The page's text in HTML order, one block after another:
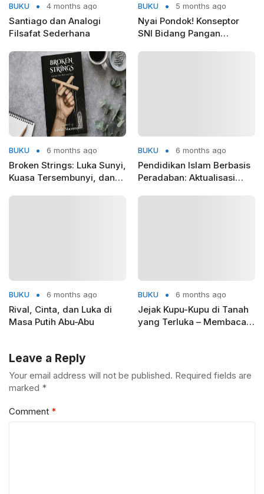
BUKU 4 months ago
Santiago dan Analogi
Filsafat Sederhana
BUKU 5 months ago
Nyai Pondok! Konseptor
SNI Bidang Pangan
BUKU 6 months ago
Broken Strings: Luka Sunyi,
Kuasa Tersembunyi, dan
BUKU 6 months ago
Pendidikan Islam Berbasis
Peradaban: Aktualisasi
BUKU 6 months ago
Rival, Cinta, dan Luka di
Masa Putih Abu-Abu
BUKU 6 months ago
Jejak Kupu-Kupu di Tanah
yang Terluka – Membaca
Leave a Reply
Your email address will not be published. Required fields are
marked *
Comment *